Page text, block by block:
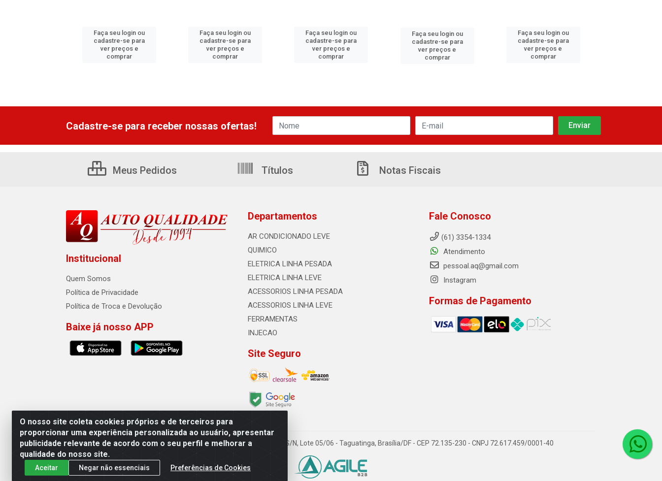
Faça seu login ou
cadastre-se para
ver preços e
comprar
Faça seu login ou
cadastre-se para
ver preços e
comprar
Faça seu login ou
cadastre-se para
ver preços e
comprar
Faça seu login ou
cadastre-se para
ver preços e
comprar
Faça seu login ou
cadastre-se para
ver preços e
comprar
O nosso site coleta cookies próprios e de terceiros para
proporcionar uma experiência personalizada ao usuário, apresentar
publicidade relevante de acordo com o seu perfil e melhorar a
qualidade do nosso site.
Aceitar Negar não essenciais Preferências de Cookies
Cadastre-se para receber nossas ofertas!
Meus Pedidos Títulos Notas Fiscais
Institucional
Quem Somos
Política de Privacidade
Política de Troca e Devolução
Baixe já nosso APP
Departamentos
AR CONDICIONADO LEVE
QUIMICO
ELETRICA LINHA PESADA
ELETRICA LINHA LEVE
ACESSORIOS LINHA PESADA
ACESSORIOS LINHA LEVE
FERRAMENTAS
INJECAO
Site Seguro
Fale Conosco
(61) 3354-1334
Atendimento
pessoal.aq@gmail.com
Instagram
Formas de Pagamento
Auto Qualidade Comercio de Pecas LTDA - Quadra Qi 23, S/N, Lote 05/06 - Taguatinga, Brasília/DF - CEP 72.135-230 - CNPJ 72.617.459/0001-40